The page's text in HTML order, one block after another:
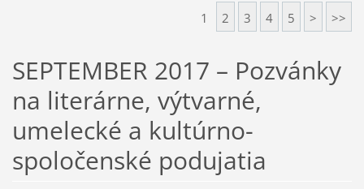
1 2 3 4 5 > >>
SEPTEMBER 2017 – Pozvánky
na literárne, výtvarné,
umelecké a kultúrno-
spoločenské podujatia